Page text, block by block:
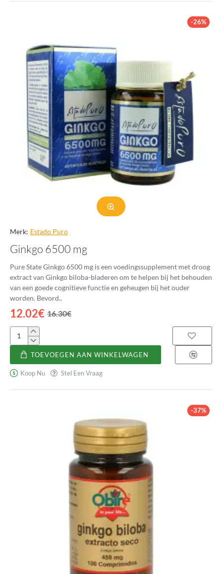
-26%
Merk: Estado Puro
Ginkgo 6500 mg
Pure State Ginkgo 6500 mg is een voedingssupplement met droog
extract van Ginkgo biloba-bladeren om te helpen bij het behouden
van een goede cognitieve functie en geheugen bij het ouder
worden. Bevord..
12.02€ 16.30€
Ginkgo
6500
TOEVOEGEN AAN WINKELWAGEN
Koop Nu Stel Een Vraag
-37%